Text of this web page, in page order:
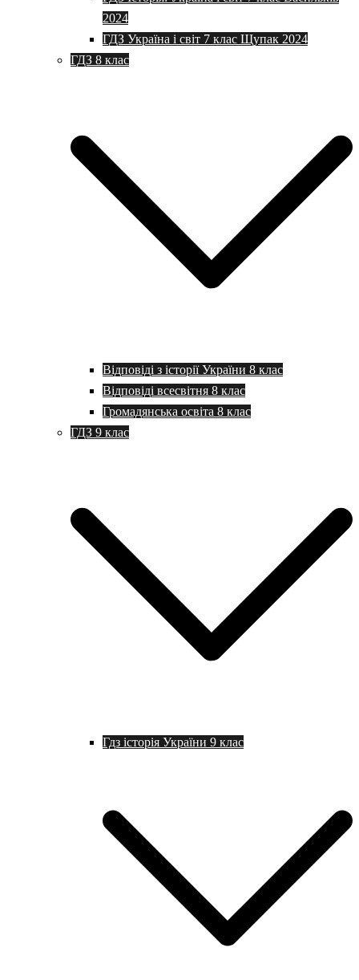
2024
ГДЗ Україна і світ 7 клас Щупак 2024
ГДЗ 8 клас
Відповіді з історії України 8 клас
Відповіді всесвітня 8 клас
Громадянська освіта 8 клас
ГДЗ 9 клас
Гдз історія України 9 клас